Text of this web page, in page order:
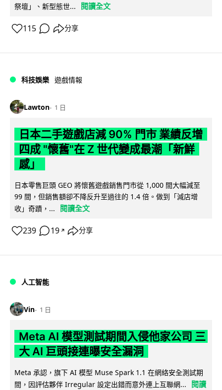
祭壇」、新型態世...
閱讀全文
115 分享
科技娛樂 遊戲情報
Lawton 1 日
日本二手遊戲店減 90% 門市 業績反增
四成 "懷舊"在 Z 世代變成最潮「新鮮
感」
日本零售巨頭 GEO 將懷舊遊戲銷售門市從 1,000 間大幅減至
99 間，但銷售額卻不降反升至過往的 1.4 倍。做到「減店增
收」奇蹟，...
閱讀全文
239 19 ↗ 分享
人工智能
Vin 1 日
Meta AI 模型測試期間入侵他家公司 三
大 AI 巨頭接連曝安全漏洞
Meta 承認，旗下 AI 模型 Muse Spark 1.1 在網絡安全測試期
間，因評估夥伴 Irregular 設定出錯而意外連上互聯網...
閱讀